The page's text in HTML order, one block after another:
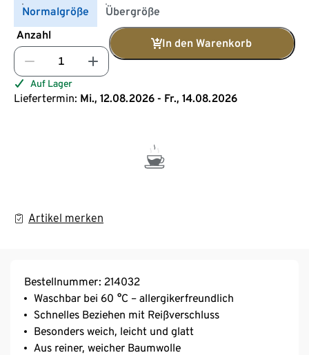
Normalgröße
Übergröße
Anzahl
In den Warenkorb
Auf Lager
Liefertermin: Mi., 12.08.2026 - Fr., 14.08.2026
Artikel merken
Bestellnummer: 214032
Waschbar bei 60 °C – allergikerfreundlich
Schnelles Beziehen mit Reißverschluss
Besonders weich, leicht und glatt
Aus reiner, weicher Baumwolle